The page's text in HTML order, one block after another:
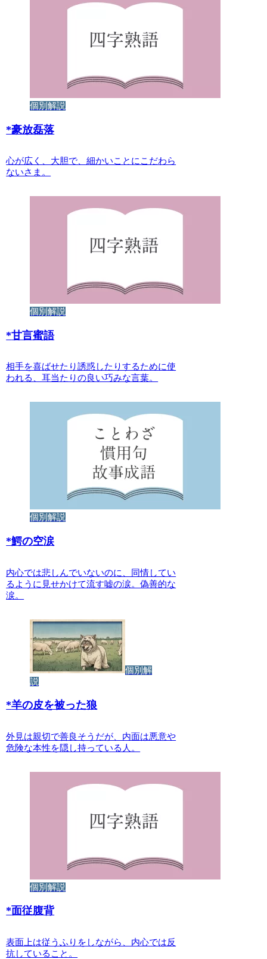
個別解説
*豪放磊落
心が広く、大胆で、細かいことにこだわら
ないさま。
個別解説
*甘言蜜語
相手を喜ばせたり誘惑したりするために使
われる、耳当たりの良い巧みな言葉。
個別解説
*鰐の空涙
内心では悲しんでいないのに、同情してい
るように見せかけて流す嘘の涙。偽善的な
涙。
個別解
説
*羊の皮を被った狼
外見は親切で善良そうだが、内面は悪意や
危険な本性を隠し持っている人。
個別解説
*面従腹背
表面上は従うふりをしながら、内心では反
抗していること。